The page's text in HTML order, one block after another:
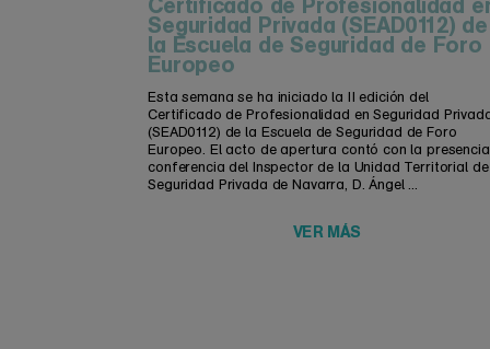
Seguridad Privada (SEAD0112) de
la Escuela de Seguridad de Foro
Europeo
Esta semana se ha iniciado la II edición del
Certificado de Profesionalidad en Seguridad
(SEAD0112) de la Escuela de Seguridad de Foro
Europeo. El acto de apertura contó con la
conferencia del Inspector de la Unidad Territorial de
Seguridad Privada de Navarra, D. Ángel ...
VER MÁS